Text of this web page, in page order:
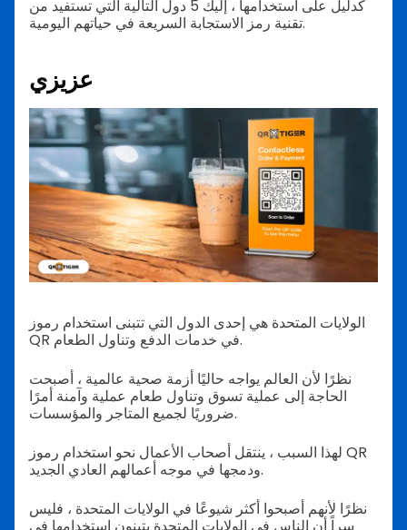
كدليل على استخدامها ، إليك 5 دول التالية التي تستفيد من
تقنية رمز الاستجابة السريعة في حياتهم اليومية.
عزيزي
الولايات المتحدة هي إحدى الدول التي تتبنى استخدام رموز
QR في خدمات الدفع وتناول الطعام.
نظرًا لأن العالم يواجه حاليًا أزمة صحية عالمية ، أصبحت
الحاجة إلى عملية تسوق وتناول طعام عملية وآمنة أمرًا
ضروريًا لجميع المتاجر والمؤسسات.
لهذا السبب ، ينتقل أصحاب الأعمال نحو استخدام رموز QR
ودمجها في موجه أعمالهم العادي الجديد.
نظرًا لأنهم أصبحوا أكثر شيوعًا في الولايات المتحدة ، فليس